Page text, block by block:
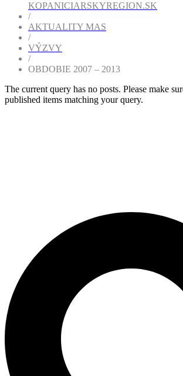
KOPANICIARSKYREGION.SK
/
AKTUALITY MAS
/
VÝZVY
/
OBDOBIE 2007 – 2013
The current query has no posts. Please make
published items matching your query.